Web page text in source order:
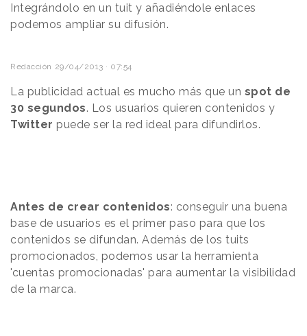
Integrándolo en un tuit y añadiéndole enlaces
podemos ampliar su difusión.
Redacción 29/04/2013 · 07:54
La publicidad actual es mucho más que un spot de
30 segundos. Los usuarios quieren contenidos y
Twitter puede ser la red ideal para difundirlos.
Antes de crear contenidos: conseguir una buena
base de usuarios es el primer paso para que los
contenidos se difundan. Además de los tuits
promocionados, podemos usar la herramienta
'cuentas promocionadas' para aumentar la visibilidad
de la marca.